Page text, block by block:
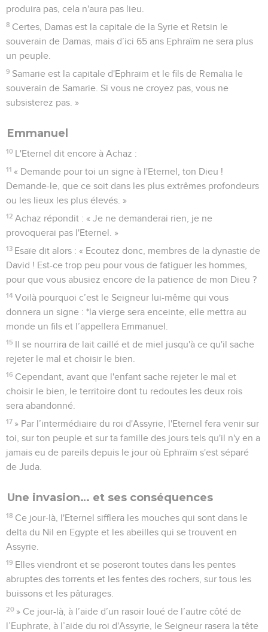
produira pas, cela n'aura pas lieu.
8 Certes, Damas est la capitale de la Syrie et Retsin le
souverain de Damas, mais d’ici 65 ans Ephraïm ne sera plus
un peuple.
9 Samarie est la capitale d'Ephraïm et le fils de Remalia le
souverain de Samarie. Si vous ne croyez pas, vous ne
subsisterez pas. »
Emmanuel
10 L'Eternel dit encore à Achaz :
11 « Demande pour toi un signe à l'Eternel, ton Dieu !
Demande-le, que ce soit dans les plus extrêmes profondeurs
ou les lieux les plus élevés. »
12 Achaz répondit : « Je ne demanderai rien, je ne
provoquerai pas l'Eternel. »
13 Esaïe dit alors : « Ecoutez donc, membres de la dynastie de
David ! Est-ce trop peu pour vous de fatiguer les hommes,
pour que vous abusiez encore de la patience de mon Dieu ?
14 Voilà pourquoi c’est le Seigneur lui-même qui vous
donnera un signe : *la vierge sera enceinte, elle mettra au
monde un fils et l’appellera Emmanuel.
15 Il se nourrira de lait caillé et de miel jusqu'à ce qu'il sache
rejeter le mal et choisir le bien.
16 Cependant, avant que l'enfant sache rejeter le mal et
choisir le bien, le territoire dont tu redoutes les deux rois
sera abandonné.
17 » Par l’intermédiaire du roi d'Assyrie, l'Eternel fera venir sur
toi, sur ton peuple et sur ta famille des jours tels qu'il n'y en a
jamais eu de pareils depuis le jour où Ephraïm s'est séparé
de Juda.
Une invasion… et ses conséquences
18 Ce jour-là, l'Eternel sifflera les mouches qui sont dans le
delta du Nil en Egypte et les abeilles qui se trouvent en
Assyrie.
19 Elles viendront et se poseront toutes dans les pentes
abruptes des torrents et les fentes des rochers, sur tous les
buissons et les pâturages.
20 » Ce jour-là, à l’aide d’un rasoir loué de l’autre côté de
l’Euphrate, à l’aide du roi d'Assyrie, le Seigneur rasera la tête